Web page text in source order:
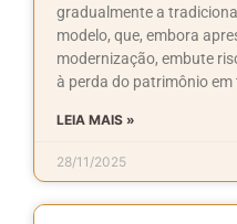
gradualmente a
modelo, que, embora
modernização, embute
à perda do patrimônio em
LEIA MAIS »
28/11/2025